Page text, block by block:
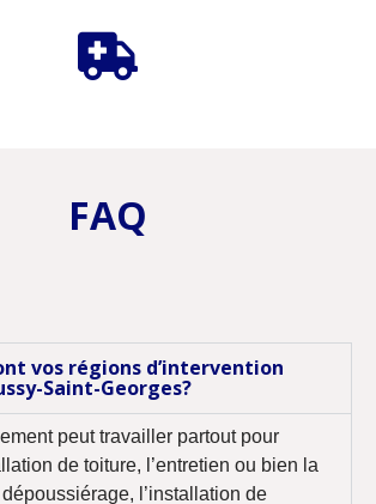
FAQ
vos régions d’intervention
Saint-Georges?
peut travailler partout pour
de toiture, l’entretien ou bien la
l’installation de